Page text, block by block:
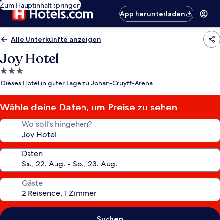
Zum Hauptinhalt springen
App herunterladen
Alle Unterkünfte anzeigen
Joy Hotel
3.0-
Sterne-
Dieses Hotel in guter Lage zu Johan-Cruyff-Arena
Wähle deine Daten, um Preise zu sehen
Wo soll’s hingehen?
Daten
Gäste